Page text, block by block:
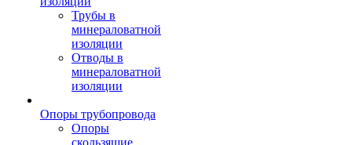
Трубы в
минераловатной
изоляции
Отводы в
минераловатной
изоляции
Опоры трубопровода
Опоры
скользящие